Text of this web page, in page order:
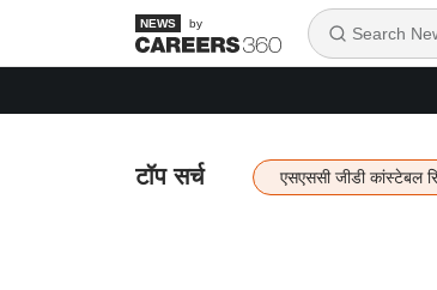
by
टॉप सर्च एसएससी जीडी कांस्टेबल